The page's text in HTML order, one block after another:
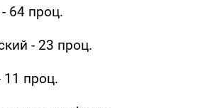
64 проц.
- 23 проц.
11 проц.